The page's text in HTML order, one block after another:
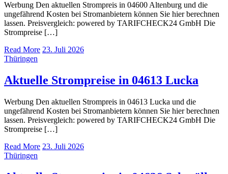
Werbung Den aktuellen Strompreis in 04600 Altenburg und die
ungefährend Kosten bei Stromanbietern können Sie hier berechnen
lassen. Preisvergleich: powered by TARIFCHECK24 GmbH Die
Strompreise […]
Read More 23. Juli 2026
Thüringen
Aktuelle Strompreise in 04613 Lucka
Werbung Den aktuellen Strompreis in 04613 Lucka und die
ungefährend Kosten bei Stromanbietern können Sie hier berechnen
lassen. Preisvergleich: powered by TARIFCHECK24 GmbH Die
Strompreise […]
Read More 23. Juli 2026
Thüringen